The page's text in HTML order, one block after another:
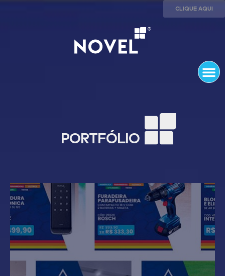
PORTFÓLIO
CLIQUE AQUI